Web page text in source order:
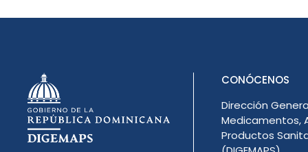
CONÓCENOS
Dirección
Medicamentos,
Productos